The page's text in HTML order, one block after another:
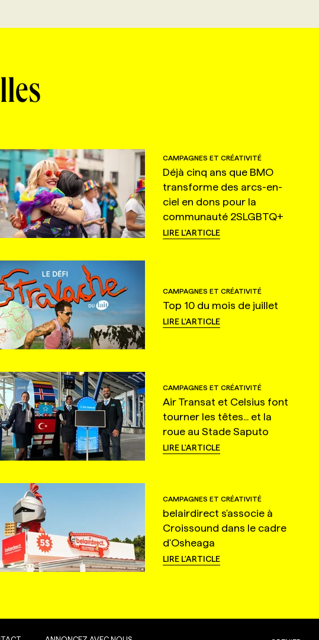
CAMPAGNES ET CRÉATIVITÉ
Déjà cinq ans que BMO
transforme des arcs-en-
ciel en dons pour la
communauté 2SLGBTQ+
LIRE L'ARTICLE
CAMPAGNES ET CRÉATIVITÉ
Top 10 du mois de juillet
LIRE L'ARTICLE
CAMPAGNES ET CRÉATIVITÉ
Air Transat et Celsius font
tourner les têtes... et la
roue au Stade Saputo
LIRE L'ARTICLE
CAMPAGNES ET CRÉATIVITÉ
belairdirect s'associe à
Croissound dans le cadre
d'Osheaga
LIRE L'ARTICLE